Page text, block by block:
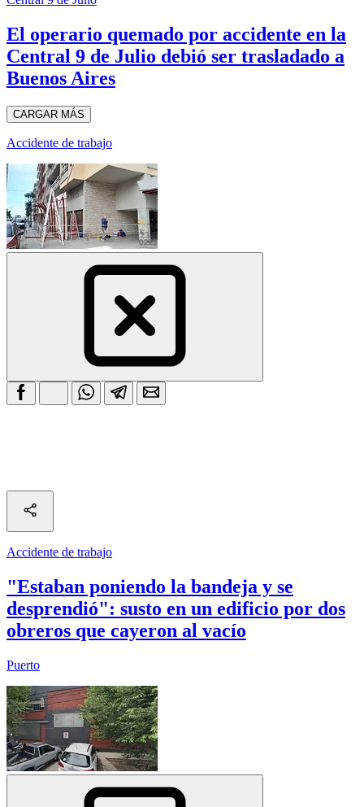
El operario quemado por accidente en la
Central 9 de Julio debió ser trasladado a
Buenos Aires
CARGAR MÁS
Accidente de trabajo
Accidente de trabajo
"Estaban poniendo la bandeja y se
desprendió": susto en un edificio por dos
obreros que cayeron al vacío
Puerto